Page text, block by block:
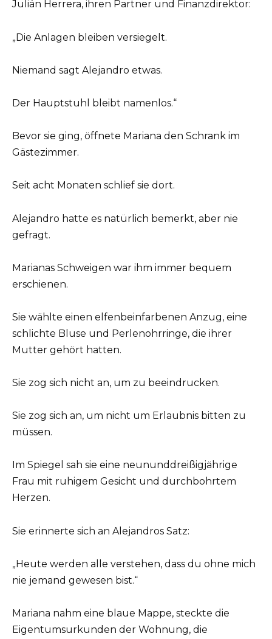
Julián Herrera, ihren Partner und Finanzdirektor:
„Die Anlagen bleiben versiegelt.
Niemand sagt Alejandro etwas.
Der Hauptstuhl bleibt namenlos.“
Bevor sie ging, öffnete Mariana den Schrank im
Gästezimmer.
Seit acht Monaten schlief sie dort.
Alejandro hatte es natürlich bemerkt, aber nie
gefragt.
Marianas Schweigen war ihm immer bequem
erschienen.
Sie wählte einen elfenbeinfarbenen Anzug, eine
schlichte Bluse und Perlenohrringe, die ihrer
Mutter gehört hatten.
Sie zog sich nicht an, um zu beeindrucken.
Sie zog sich an, um nicht um Erlaubnis bitten zu
müssen.
Im Spiegel sah sie eine neununddreißigjährige
Frau mit ruhigem Gesicht und durchbohrtem
Herzen.
Sie erinnerte sich an Alejandros Satz:
„Heute werden alle verstehen, dass du ohne mich
nie jemand gewesen bist.“
Mariana nahm eine blaue Mappe, steckte die
Eigentumsurkunden der Wohnung, die